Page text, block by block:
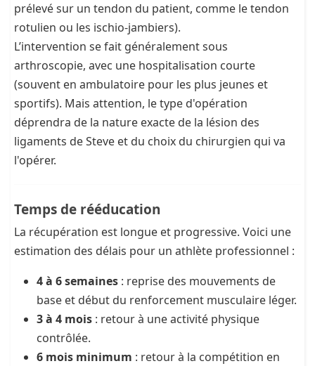
prélevé sur un tendon du patient, comme le tendon
rotulien ou les ischio-jambiers).
L’intervention se fait généralement sous
arthroscopie, avec une hospitalisation courte
(souvent en ambulatoire pour les plus jeunes et
sportifs). Mais attention, le type d'opération
déprendra de la nature exacte de la lésion des
ligaments de Steve et du choix du chirurgien qui va
l'opérer.
Temps de rééducation
La récupération est longue et progressive. Voici une
estimation des délais pour un athlète professionnel :
4 à 6 semaines : reprise des mouvements de
base et début du renforcement musculaire léger.
3 à 4 mois : retour à une activité physique
contrôlée.
6 mois minimum : retour à la compétition en